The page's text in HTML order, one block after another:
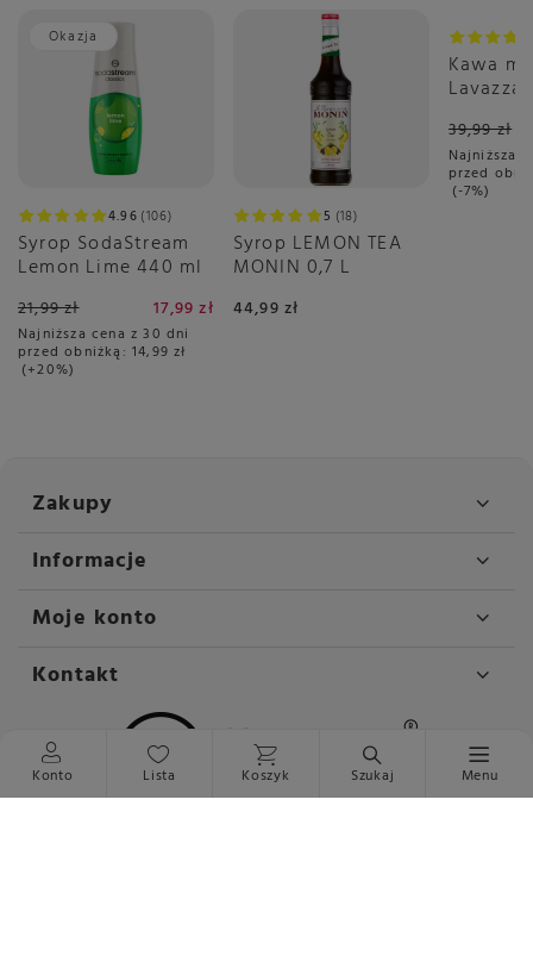
Okazja
4.96 106
Syrop SodaStream
Lemon Lime 440 ml
21,99 zł 17,99 zł
Najniższa cena z 30 dni
przed obniżką: 14,99 zł
+20%
5 18
Syrop LEMON TEA
MONIN 0,7 L
44,99 zł
Kawa
39,99 zł
Najniższa
przed
-7%
Zakupy
Informacje
Moje konto
Kontakt
Konto Lista Koszyk Szukaj Menu